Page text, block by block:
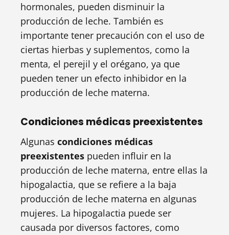
hormonales, pueden disminuir la
producción de leche. También es
importante tener precaución con el uso de
ciertas hierbas y suplementos, como la
menta, el perejil y el orégano, ya que
pueden tener un efecto inhibidor en la
producción de leche materna.
Condiciones médicas preexistentes
Algunas condiciones médicas
preexistentes pueden influir en la
producción de leche materna, entre ellas la
hipogalactia, que se refiere a la baja
producción de leche materna en algunas
mujeres. La hipogalactia puede ser
causada por diversos factores, como